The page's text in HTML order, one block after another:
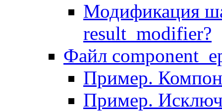
Модификация
result_modifier?
Файл
Пример.
Пример.